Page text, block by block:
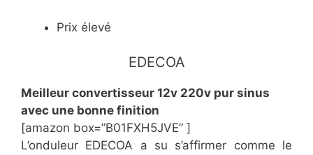
Prix élevé
EDECOA
Meilleur convertisseur 12v 220v pur sinus
avec une bonne finition
[amazon box=”B01FXH5JVE” ]
L’onduleur EDECOA a su s’affirmer comme le